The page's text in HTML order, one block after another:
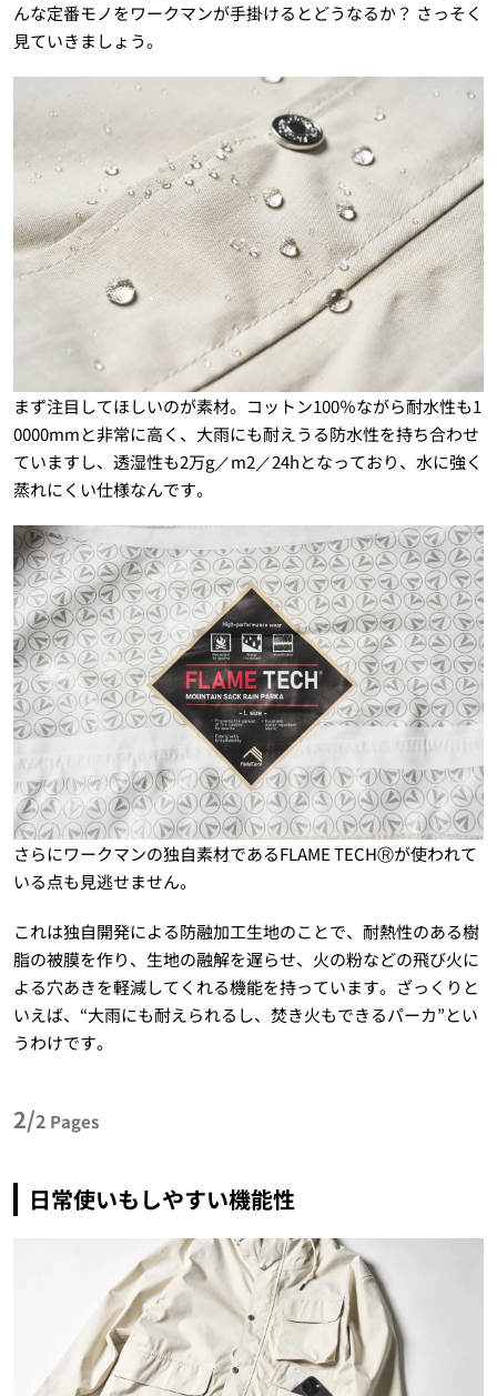
んな定番モノをワークマンが手掛けるとどうなるか？ さっそく
見ていきましょう。
まず注目してほしいのが素材。コットン100％ながら耐水性も1
0000mmと非常に高く、大雨にも耐えうる防水性を持ち合わせ
ていますし、透湿性も2万g／m2／24hとなっており、水に強く
蒸れにくい仕様なんです。
さらにワークマンの独自素材であるFLAME TECHⓇが使われて
いる点も見逃せません。
これは独自開発による防融加工生地のことで、耐熱性のある樹
脂の被膜を作り、生地の融解を遅らせ、火の粉などの飛び火に
よる穴あきを軽減してくれる機能を持っています。ざっくりと
いえば、“大雨にも耐えられるし、焚き火もできるパーカ”とい
うわけです。
2/2 Pages
日常使いもしやすい機能性